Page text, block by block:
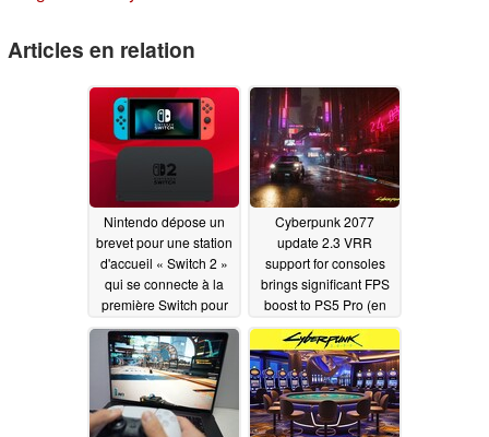
Articles en relation
Nintendo dépose un
brevet pour une station
d'accueil « Switch 2 »
qui se connecte à la
première Switch pour
la recharge et la
lecture vidéo07/17/2026
Cyberpunk 2077
update 2.3 VRR
support for consoles
brings significant FPS
boost to PS5 Pro (en
anglais)07/22/2025